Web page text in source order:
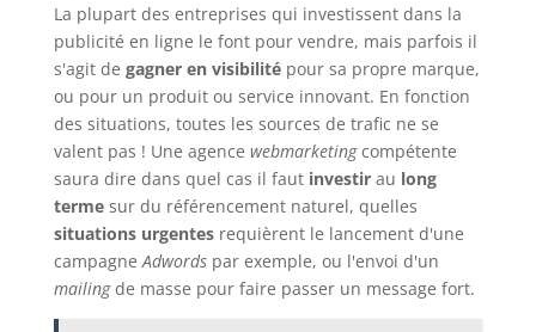
La plupart des entreprises qui investissent dans la
publicité en ligne le font pour vendre, mais parfois il
s'agit de gagner en visibilitépour sa propre marque,
ou pour un produit ou service innovant. En fonction
des situations, toutes les sources de trafic ne se
valent pas ! Une agence webmarketingcompétente
saura dire dans quel cas il faut investir au long
termesur du référencement naturel, quelles
situations urgentesrequièrent le lancement d'une
campagneAdwords par exemple, ou l'envoi d'un
mailingde masse pour faire passer un message fort.